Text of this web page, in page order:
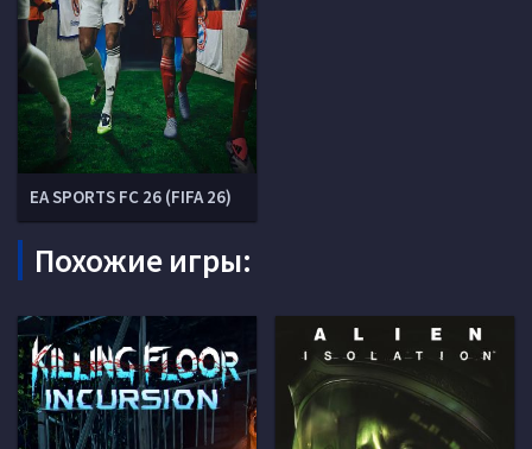
EA SPORTS FC 26 (FIFA 26)
Похожие игры: